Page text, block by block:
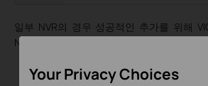
일부 NVR의 경우 성공적인 추가를 위해
NVR과 동일한 네트워크 세그먼트로 수정해
Your Privacy Choices